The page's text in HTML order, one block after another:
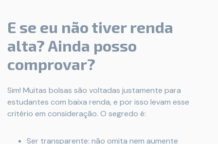
E se eu não tiver renda
alta? Ainda posso
comprovar?
Sim! Muitas bolsas são voltadas justamente para
estudantes com baixa renda, e por isso levam esse
critério em consideração. O segredo é:
Ser transparente: não omita nem aumente